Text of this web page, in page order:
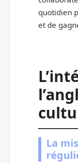
quotidien
et de
La